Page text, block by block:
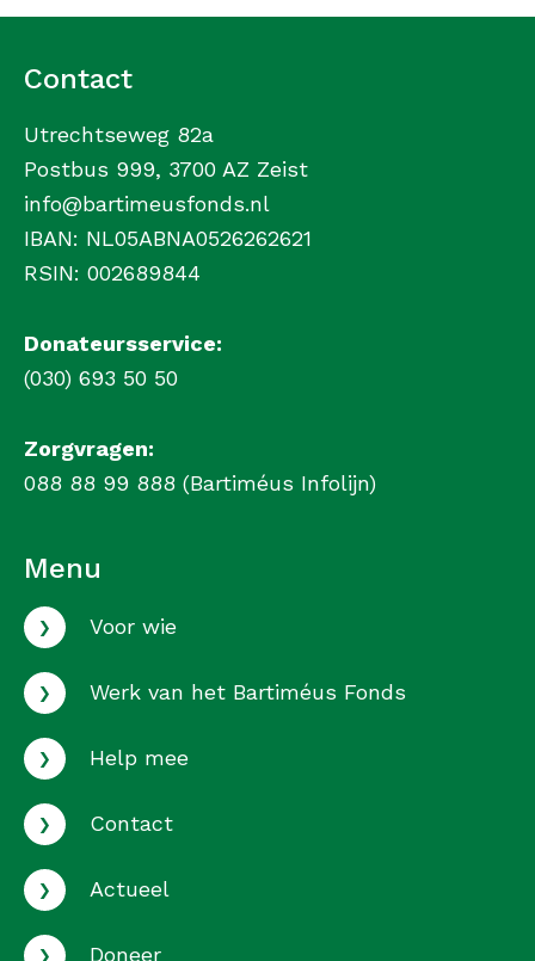
Contact
Utrechtseweg 82a
Postbus 999, 3700 AZ Zeist
info@bartimeusfonds.nl
IBAN: NL05ABNA0526262621
RSIN: 002689844
Donateursservice:
(030) 693 50 50
Zorgvragen:
088 88 99 888 (Bartiméus Infolijn)
Menu
› Voor wie
› Werk van het Bartiméus Fonds
› Help mee
› Contact
› Actueel
Doneer